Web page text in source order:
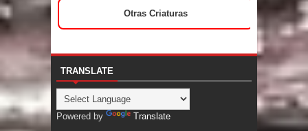
Otras Criaturas
TRANSLATE
Powered by Translate